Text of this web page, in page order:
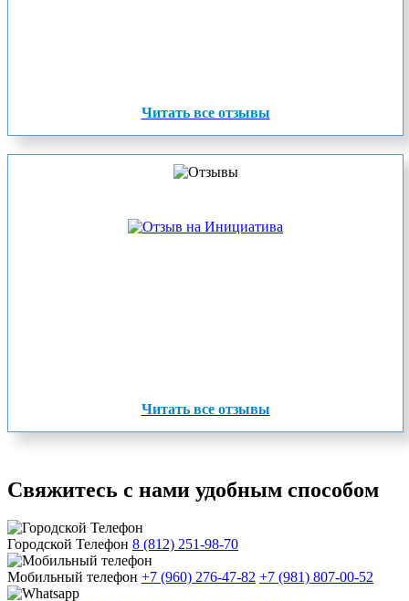
Читать все отзывы
Читать все отзывы
Свяжитесь с нами удобным способом
Городской Телефон 8 (812) 251-98-70
Мобильный телефон +7 (960) 276-47-82 +7 (981) 807-00-52